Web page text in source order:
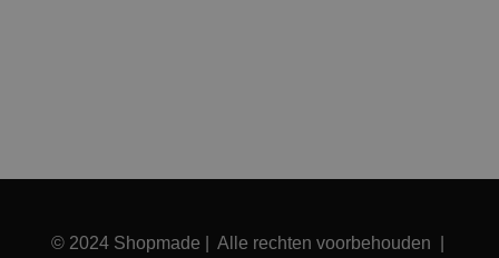
© 2024 Shopmade | Alle rechten voorbehouden |